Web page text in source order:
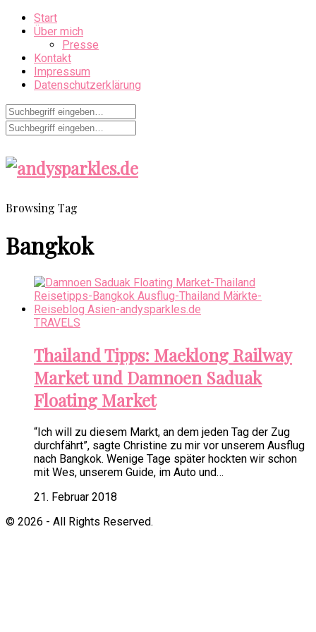
Start
Über mich
Presse
Kontakt
Impressum
Datenschutzerklärung
Browsing Tag
Bangkok
TRAVELS
Thailand Tipps: Maeklong Railway
Market und Damnoen Saduak
Floating Market
“Ich will zu diesem Markt, an dem jeden Tag der Zug
durchfährt”, sagte Christine zu mir vor unserem Ausflug
nach Bangkok. Wenige Tage später hockten wir schon
mit Wes, unserem Guide, im Auto und…
21. Februar 2018
© 2026 - All Rights Reserved.